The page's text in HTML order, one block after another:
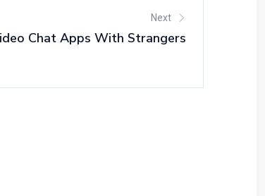
Next
Chat Apps With Strangers